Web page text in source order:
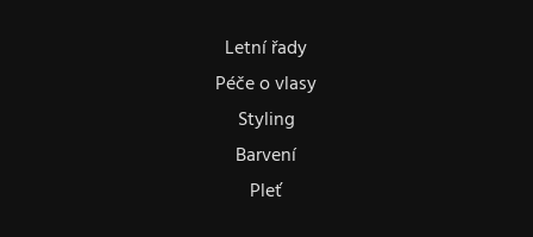
Letní řady
Péče o vlasy
Styling
Barvení
Pleť